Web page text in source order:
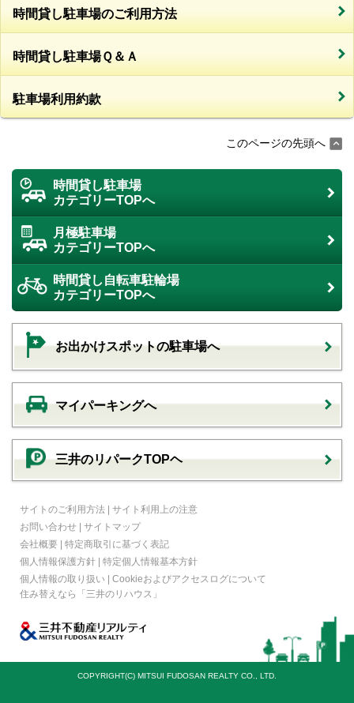
時間貸し駐車場のご利用方法
時間貸し駐車場Ｑ＆Ａ
駐車場利用約款
このページの先頭へ
時間貸し駐車場
カテゴリーTOPへ
月極駐車場
カテゴリーTOPへ
時間貸し自転車駐輪場
カテゴリーTOPへ
お出かけスポットの駐車場へ
マイパーキングへ
三井のリパークTOPヘ
サイトのご利用方法 | サイト利用上の注意
お問い合わせ | サイトマップ
会社概要 | 特定商取引に基づく表記
個人情報保護方針 | 特定個人情報基本方針
個人情報の取り扱い | Cookieおよびアクセスログについて
住み替えなら
「三井のリハウス」
COPYRIGHT(C) MITSUI FUDOSAN REALTY CO., LTD.